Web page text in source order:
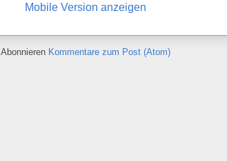
Mobile Version anzeigen
Abonnieren Kommentare zum Post (Atom)